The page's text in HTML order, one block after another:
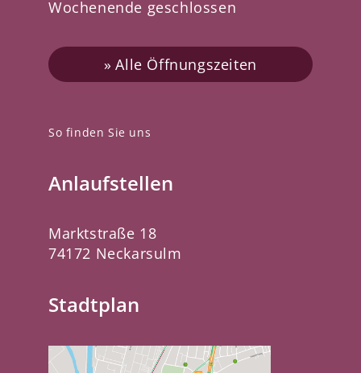
So finden Sie uns
Anlaufstellen
Marktstraße 18
74172 Neckarsulm
Stadtplan
Wochenende geschlossen
Alle Öffnungszeiten